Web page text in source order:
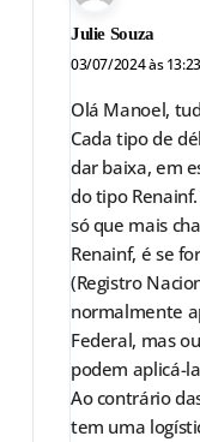
Julie Souza
03/07/2024 às 13:23
Olá Manoel,
Cada tipo de
dar baixa, em
do tipo
só que mais
Renainf, é se
(Registro
normalmente
Federal, mas
podem aplicá-
Ao contrário
tem uma